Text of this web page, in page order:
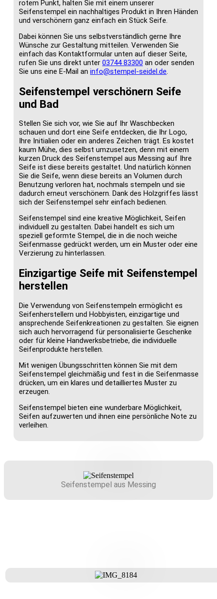
rotem Punkt, halten Sie mit einem unserer
Seifenstempel ein nachhaltiges Produkt in Ihren Händen
und verschönern ganz einfach ein Stück Seife.
Dabei können Sie uns selbstverständlich gerne Ihre
Wünsche zur Gestaltung mitteilen. Verwenden Sie
einfach das Kontaktformular unten auf dieser Seite,
rufen Sie uns direkt unter 03744 83300 an oder senden
Sie uns eine E-Mail an info@stempel-seidel.de.
Seifenstempel verschönern Seife
und Bad
Stellen Sie sich vor, wie Sie auf Ihr Waschbecken
schauen und dort eine Seife entdecken, die Ihr Logo,
Ihre Initialien oder ein anderes Zeichen trägt. Es kostet
kaum Mühe, dies selbst umzusetzen, denn mit einem
kurzen Druck des Seifenstempel aus Messing auf Ihre
Seife ist diese bereits gestaltet. Und natürlich können
Sie die Seife, wenn diese bereits an Volumen durch
Benutzung verloren hat, nochmals stempeln und sie
dadurch erneut verschönern. Dank des Holzgriffes lässt
sich der Seifenstempel sehr einfach bedienen.
Seifenstempel sind eine kreative Möglichkeit, Seifen
individuell zu gestalten. Dabei handelt es sich um
speziell geformte Stempel, die in die noch weiche
Seifenmasse gedrückt werden, um ein Muster oder eine
Verzierung zu hinterlassen.
Einzigartige Seife mit Seifenstempel
herstellen
Die Verwendung von Seifenstempeln ermöglicht es
Seifenherstellern und Hobbyisten, einzigartige und
ansprechende Seifenkreationen zu gestalten. Sie eignen
sich auch hervorragend für personalisierte Geschenke
oder für kleine Handwerksbetriebe, die individuelle
Seifenprodukte herstellen.
Mit wenigen Übungsschritten können Sie mit dem
Seifenstempel gleichmäßig und fest in die Seifenmasse
drücken, um ein klares und detailliertes Muster zu
erzeugen.
Seifenstempel bieten eine wunderbare Möglichkeit,
Seifen aufzuwerten und ihnen eine persönliche Note zu
verleihen.
Seifenstempel aus Messing